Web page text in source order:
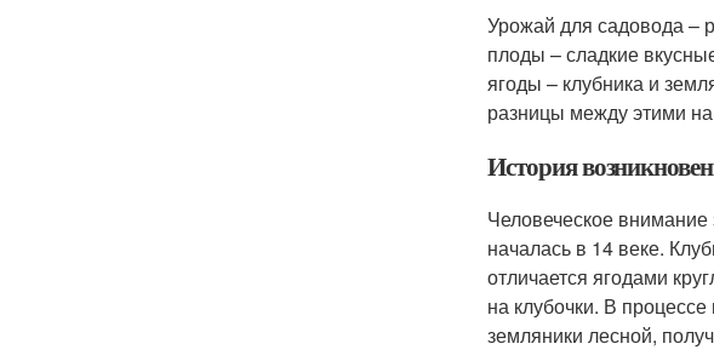
Урожай для садовода –
плоды – сладкие
ягоды – клубника и
разницы между этими
История
Человеческое
началась в 14 веке.
отличается ягодами
на клубочки. В
земляники лесной,